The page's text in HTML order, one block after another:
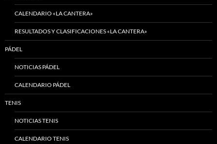
CALENDARIO «LA CANTERA»
RESULTADOS Y CLASIFICACIONES «LA CANTERA»
PÁDEL
NOTICIAS PÁDEL
CALENDARIO PÁDEL
TENIS
NOTICIAS TENIS
CALENDARIO TENIS